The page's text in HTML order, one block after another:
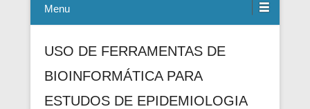
Medicina Investigativa
Menu
USO DE FERRAMENTAS DE
BIOINFORMÁTICA PARA
ESTUDOS DE EPIDEMIOLOGIA